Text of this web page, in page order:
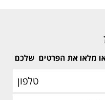
שלכם